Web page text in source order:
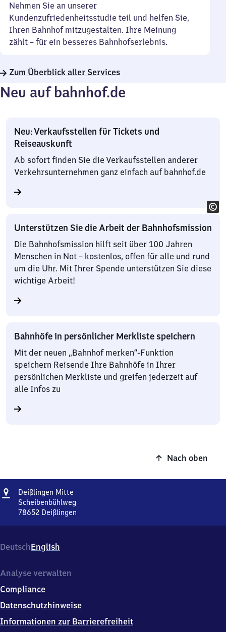
Nehmen Sie an unserer
Kundenzufriedenheitsstudie teil und helfen Sie,
Ihren Bahnhof mitzugestalten. Ihre Meinung
zählt – für ein besseres Bahnhofserlebnis.
Zum Überblick aller Services
Neu auf bahnhof.de
Neu: Verkaufsstellen für Tickets und
Reiseauskunft
Ab sofort finden Sie die Verkaufsstellen anderer
Verkehrsunternehmen ganz einfach auf bahnhof.de
Unterstützen Sie die Arbeit der Bahnhofsmission
Die Bahnhofsmission hilft seit über 100 Jahren
Menschen in Not – kostenlos, offen für alle und rund
um die Uhr. Mit Ihrer Spende unterstützen Sie diese
wichtige Arbeit!
Bahnhöfe in persönlicher Merkliste speichern
Mit der neuen „Bahnhof merken“-Funktion
speichern Reisende Ihre Bahnhöfe in Ihrer
persönlichen Merkliste und greifen jederzeit auf
alle Infos zu
Nach oben
Adresse
Deißlingen Mitte
Mitte
Scheibenbühlweg
78652 Deißlingen
Scheibenbühlweg,
7
6
2
Deißlingen
DeutschEnglish
Analyse verwalten
Compliance
Datenschutzhinweise
Informationen zur Barrierefreiheit